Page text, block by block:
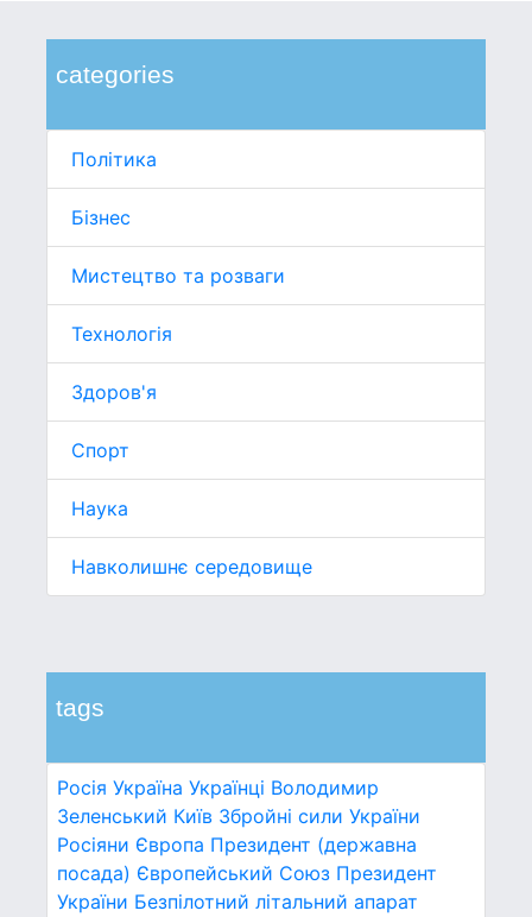
categories
Політика
Бізнес
Мистецтво та розваги
Технологія
Здоров'я
Спорт
Наука
Навколишнє середовище
tags
Росія Україна Українці Володимир
Зеленський Київ Збройні сили України
Росіяни Європа Президент (державна
посада) Європейський Союз Президент
України Безпілотний літальний апарат